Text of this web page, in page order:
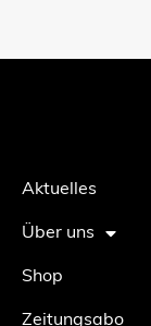
Aktuelles
Über uns
Shop
Zeitungsabo